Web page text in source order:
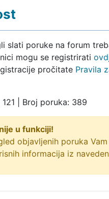
slati poruke na forum
mogu se registrirati
pročitate Pravila
121 | Broj poruka: 389
u funkciji!
objavljenih poruka
informacija iz